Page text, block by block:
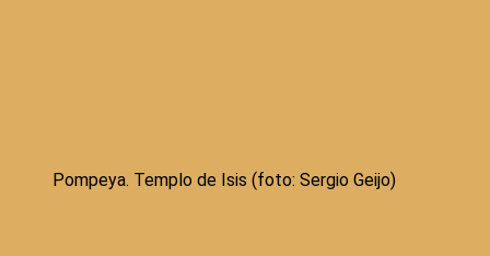
Pompeya. Templo de Isis (foto: Sergio Geijo)